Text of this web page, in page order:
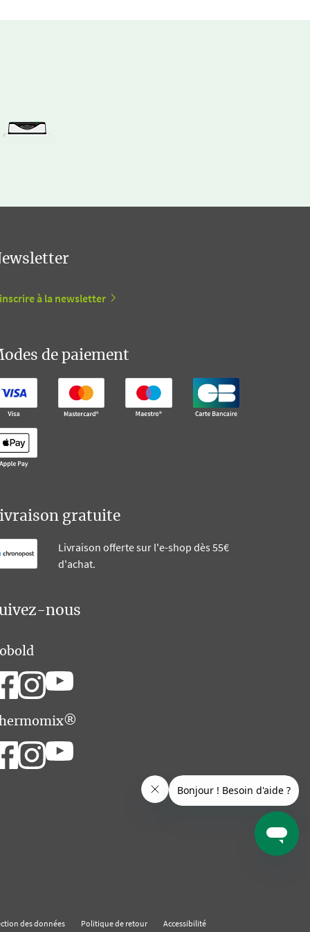
à la newsletter
de paiement
gratuite
Livraison offerte sur l'e-shop dès 55€
d'achat.
nous
des données Politique de retour Accessibilité